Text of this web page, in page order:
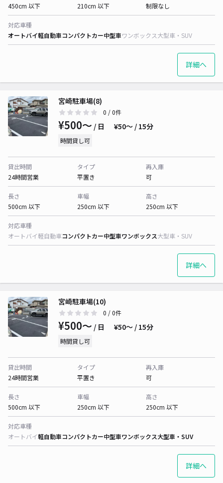
450cm 以下
210cm 以下
制限なし
対応車種
オートバイ軽自動車コンパクトカー中型車ワンボックス大型車・SUV
詳細へ
宮崎駐車場(8)
0 / 0件
¥500〜 / 日 ¥50〜 / 15分
時間貸し可
貸出時間
24時間営業
タイプ
平置き
再入庫
可
長さ
500cm 以下
車幅
250cm 以下
高さ
250cm 以下
対応車種
オートバイ軽自動車コンパクトカー中型車ワンボックス大型車・SUV
詳細へ
宮崎駐車場(10)
0 / 0件
¥500〜 / 日 ¥50〜 / 15分
時間貸し可
貸出時間
24時間営業
タイプ
平置き
再入庫
可
長さ
500cm 以下
車幅
250cm 以下
高さ
250cm 以下
対応車種
オートバイ軽自動車コンパクトカー中型車ワンボックス大型車・SUV
詳細へ